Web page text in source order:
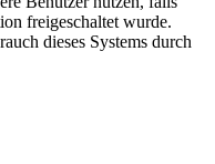
freigeschaltet wurde.
dieses Systems durch